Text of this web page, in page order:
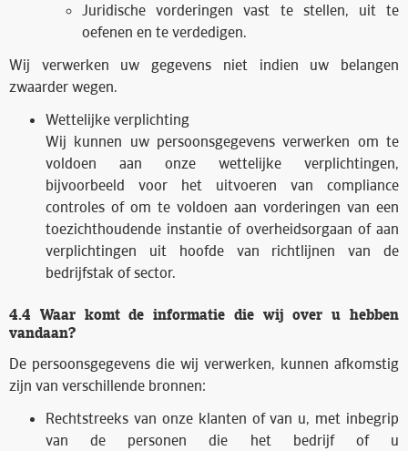
Juridische vorderingen vast te stellen, uit te
oefenen en te verdedigen.
Wij verwerken uw gegevens niet indien uw belangen
zwaarder wegen.
Wettelijke verplichting
Wij kunnen uw persoonsgegevens verwerken om te
voldoen aan onze wettelijke verplichtingen,
bijvoorbeeld voor het uitvoeren van compliance
controles of om te voldoen aan vorderingen van een
toezichthoudende instantie of overheidsorgaan of aan
verplichtingen uit hoofde van richtlijnen van de
bedrijfstak of sector.
4.4 Waar komt de informatie die wij over u hebben
vandaan?
De persoonsgegevens die wij verwerken, kunnen afkomstig
zijn van verschillende bronnen:
Rechtstreeks van onze klanten of van u, met inbegrip
van de personen die het bedrijf of u